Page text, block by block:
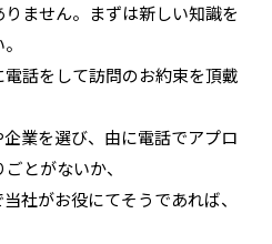
ません。まずは新しい知識を
話をして訪問のお約束を頂戴
業を選び、由に電話でアプロ
とがないか、
社がお役にてそうであれば、